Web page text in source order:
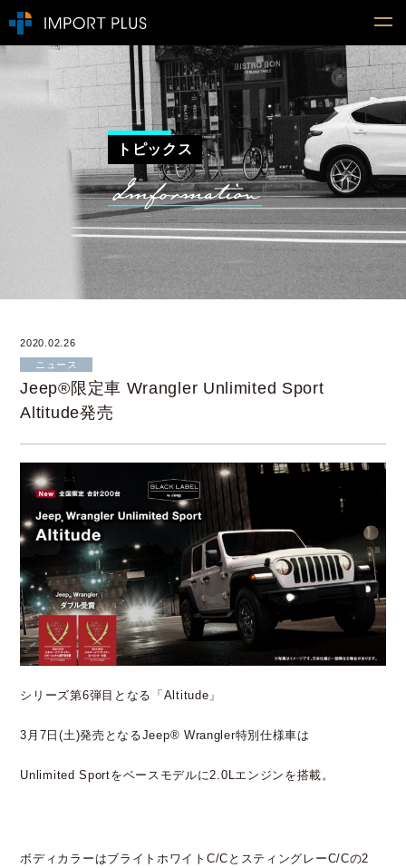
トピックス
2020.02.26
ニュース
Jeep®限定車 Wrangler Unlimited Sport
Altitude発売
シリーズ第6弾目となる「Altitude」
3月7日(土)発売となるJeep® Wrangler特別仕様車は
Unlimited Sportをベースモデルに2.0Lエンジンを搭載。
ボディカラーはブライトホワイトC/CとスティングレーC/Cの2